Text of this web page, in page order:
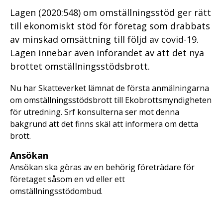
Lagen (2020:548) om omställningsstöd ger rätt
till ekonomiskt stöd för företag som drabbats
av minskad omsättning till följd av covid-19.
Lagen innebär även införandet av att det nya
brottet omställningsstödsbrott.
Nu har Skatteverket lämnat de första anmälningarna
om omställningsstödsbrott till Ekobrottsmyndigheten
för utredning. Srf konsulterna ser mot denna
bakgrund att det finns skäl att informera om detta
brott.
Ansökan
Ansökan ska göras av en behörig företrädare för
företaget såsom en vd eller ett
omställningsstödombud.